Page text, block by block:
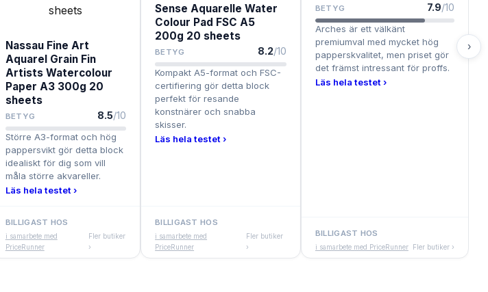
Nassau Fine Art
Aquarel Grain Fin
Artists Watercolour
Paper A3 300g 20
sheets
BETYG 8.5/10
Större A3-format och hög
pappersvikt gör detta block
idealiskt för dig som vill
måla större akvareller.
Läs hela testet ›
BILLIGAST HOS
i samarbete med
PriceRunner
Fler butiker
›
Sense Aquarelle Water
Colour Pad FSC A5
200g 20 sheets
BETYG 8.2/10
Kompakt A5-format och FSC-
certifiering gör detta block
perfekt för resande
konstnärer och snabba
skisser.
Läs hela testet ›
BILLIGAST HOS
i samarbete med
PriceRunner
Fler butiker
›
BETYG 7.9/10
Arches är ett välkänt
premiumval med mycket hög
papperskvalitet, men priset gör
det främst intressant för proffs.
Läs hela testet ›
BILLIGAST HOS
i samarbete med PriceRunner Fler butiker ›
›